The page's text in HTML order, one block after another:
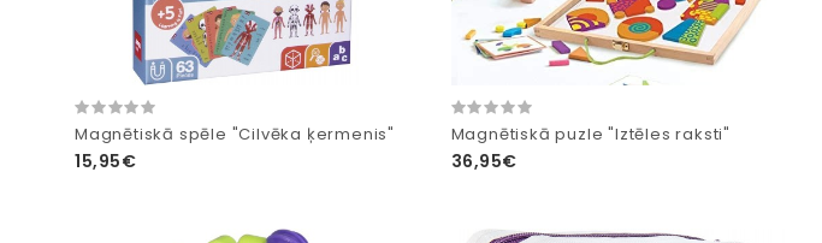
Magnētiskā spēle "Cilvēka ķermenis"
15,95€
Magnētiskā puzle "Iztēles raksti"
36,95€